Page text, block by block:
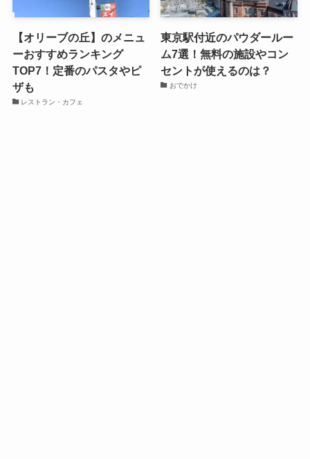
【オリーブの丘】のメニュ
ーおすすめランキング
TOP7！定番のパスタやピ
ザも
レストラン・カフェ
東京駅付近のパウダールー
ム7選！無料の施設やコン
セントが使えるのは？
おでかけ